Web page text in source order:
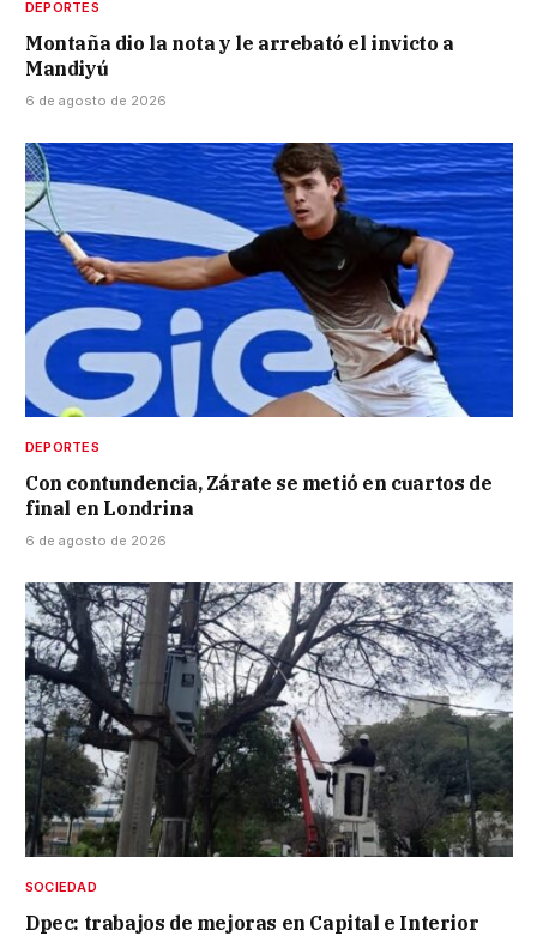
DEPORTES
Montaña dio la nota y le arrebató el invicto a
Mandiyú
6 de agosto de 2026
DEPORTES
Con contundencia, Zárate se metió en cuartos de
final en Londrina
6 de agosto de 2026
SOCIEDAD
Dpec: trabajos de mejoras en Capital e Interior